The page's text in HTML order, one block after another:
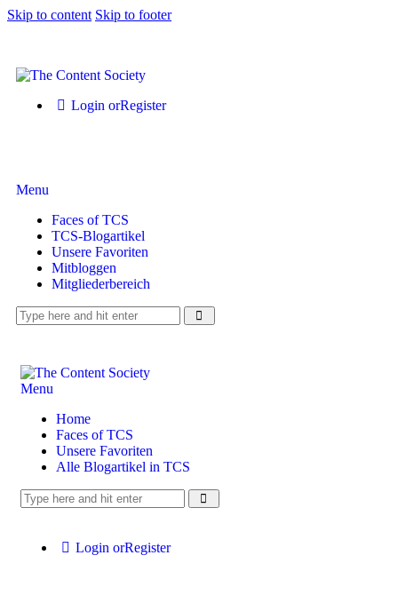
Skip to content Skip to footer
Login orRegister
Menu
Faces of TCS
TCS-Blogartikel
Unsere Favoriten
Mitbloggen
Mitgliederbereich
Menu
Home
Faces of TCS
Unsere Favoriten
Alle Blogartikel in TCS
Login orRegister